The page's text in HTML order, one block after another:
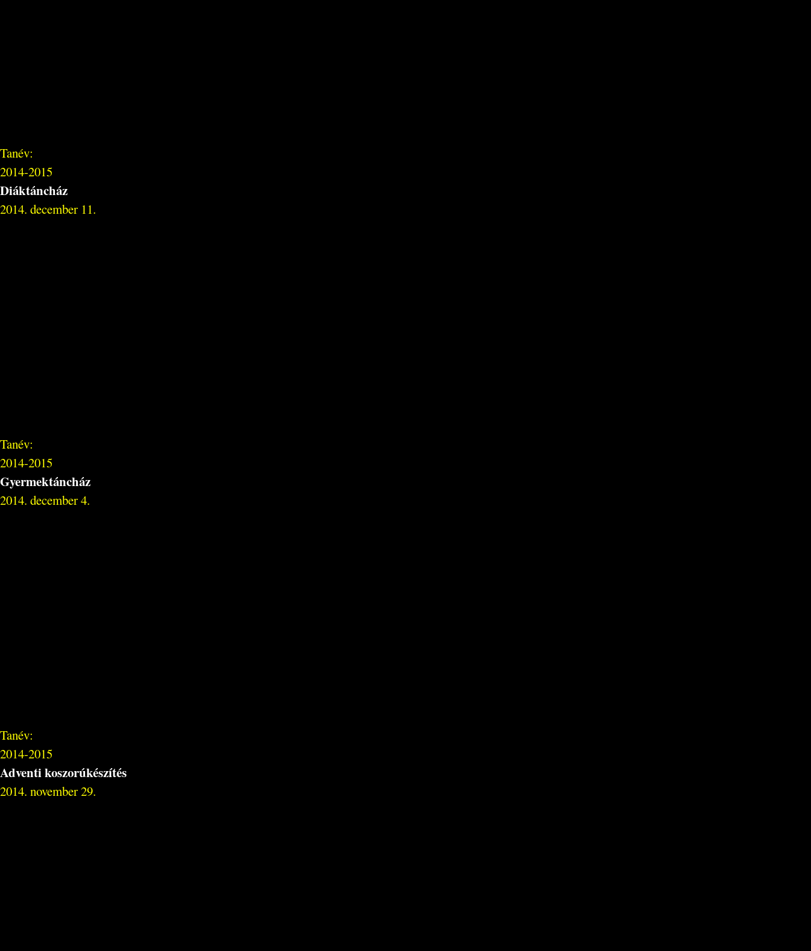
Tanév:
2014-2015
Diáktáncház
2014. december 11.
Tanév:
2014-2015
Gyermektáncház
2014. december 4.
Tanév:
2014-2015
Adventi koszorúkészítés
2014. november 29.